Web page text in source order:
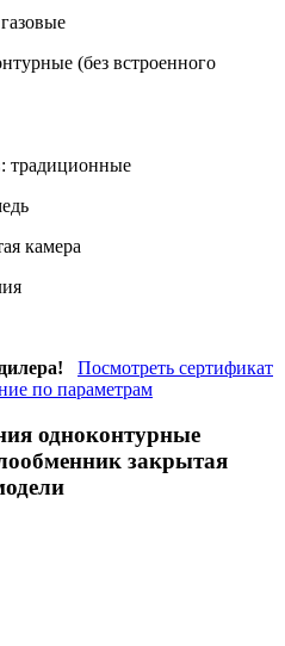
газовые
(без встроенного
традиционные
камера
Посмотреть сертификат
по параметрам
одноконтурные
закрытая